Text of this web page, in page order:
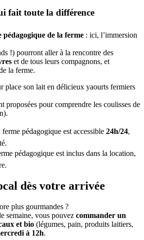
fait toute la différence
pédagogique de la ferme : ici, l’immersion
!) pourront aller à la rencontre des
et de tous leurs compagnons, et
la ferme.
place son lait en délicieux yaourts fermiers
proposées pour comprendre les coulisses de
pédagogique est accessible 24h/24,
pédagogique est inclus dans la location,
dès votre arrivée
plus gourmandes ?
semaine, vous pouvez commander un
et bio (légumes, pain, produits laitiers,
à 12h.